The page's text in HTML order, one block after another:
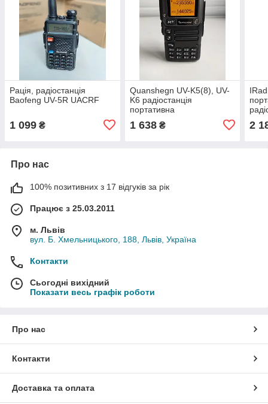
Рація, радіостанція
Baofeng UV-5R UACRF
1 099 ₴
Quanshegn UV-K5(8), UV-
K6 радіостанція
портативна
1 638₴ 2
Про нас
100% позитивних з 17 відгуків за рік
Працює з 25.03.2011
м. Львів
вул. Б. Хмельницького, 188, Львів, Україна
Контакти
Сьогодні вихідний
Показати весь графік роботи
Про нас
Контакти
Доставка та оплата